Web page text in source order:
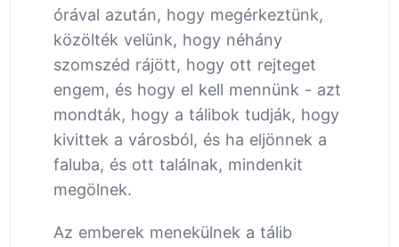
órával azután, hogy megérkeztünk,
közölték velünk, hogy néhány
szomszéd rájött, hogy ott rejteget
engem, és hogy el kell mennünk - azt
mondták, hogy a tálibok tudják, hogy
kivittek a városból, és ha eljönnek a
faluba, és ott találnak, mindenkit
megölnek.
Az emberek menekülnek a tálib